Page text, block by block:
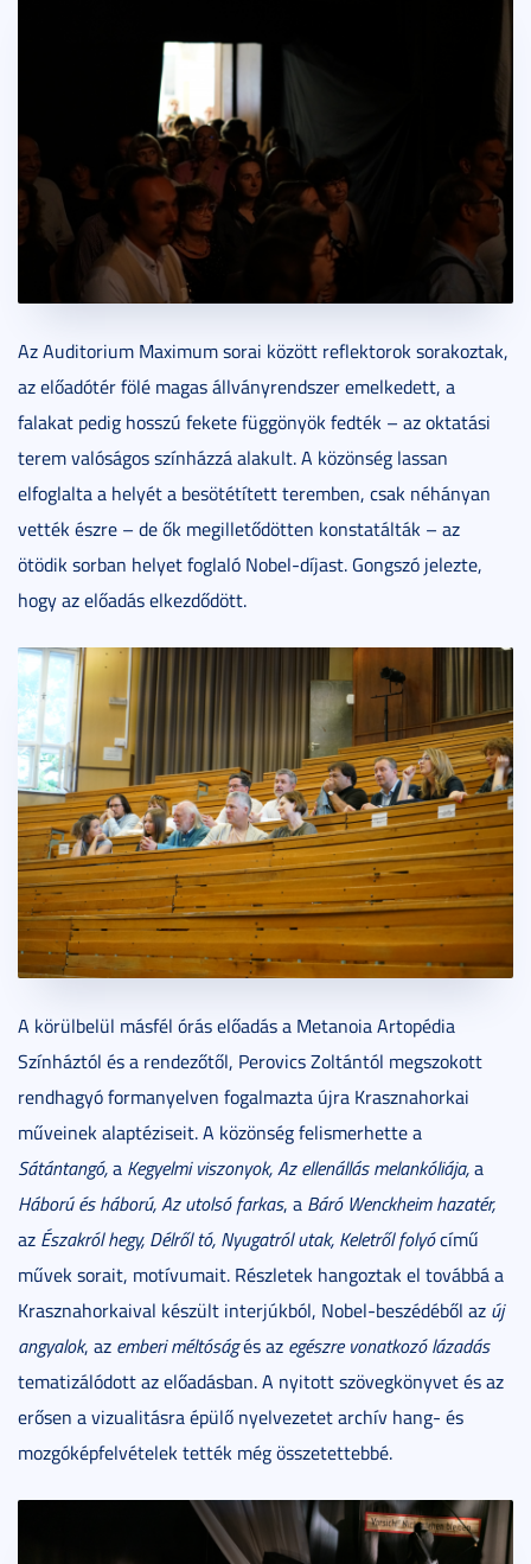
Az Auditorium Maximum sorai között reflektorok sorakoztak,
az előadótér fölé magas állványrendszer emelkedett, a
falakat pedig hosszú fekete függönyök fedték – az oktatási
terem valóságos színházzá alakult. A közönség lassan
elfoglalta a helyét a besötétített teremben, csak néhányan
vették észre – de ők megilletődötten konstatálták – az
ötödik sorban helyet foglaló Nobel-díjast. Gongszó jelezte,
hogy az előadás elkezdődött.
A körülbelül másfél órás előadás a Metanoia Artopédia
Színháztól és a rendezőtől, Perovics Zoltántól megszokott
rendhagyó formanyelven fogalmazta újra Krasznahorkai
műveinek alaptéziseit. A közönség felismerhette a
Sátántangó,a Kegyelmi viszonyok, Az ellenállás melankóliája,a
Háború és háború, Az utolsó farkas, a Báró Wenckheim hazatér,
az Északról hegy, Délről tó, Nyugatról utak, Keletről folyócímű
művek sorait, motívumait. Részletek hangoztak el továbbá a
Krasznahorkaival készült interjúkból, Nobel-beszédéből az új
angyalok, az emberi méltóságés az egészre vonatkozó lázadás
tematizálódott az előadásban. A nyitott szövegkönyvet és az
erősen a vizualitásra épülő nyelvezetet archív hang- és
mozgóképfelvételek tették még összetettebbé.